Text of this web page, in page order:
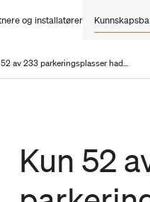
og installatører
Kun 52 av 233 parkeringsplasser hadde lademulighet
Kun 52